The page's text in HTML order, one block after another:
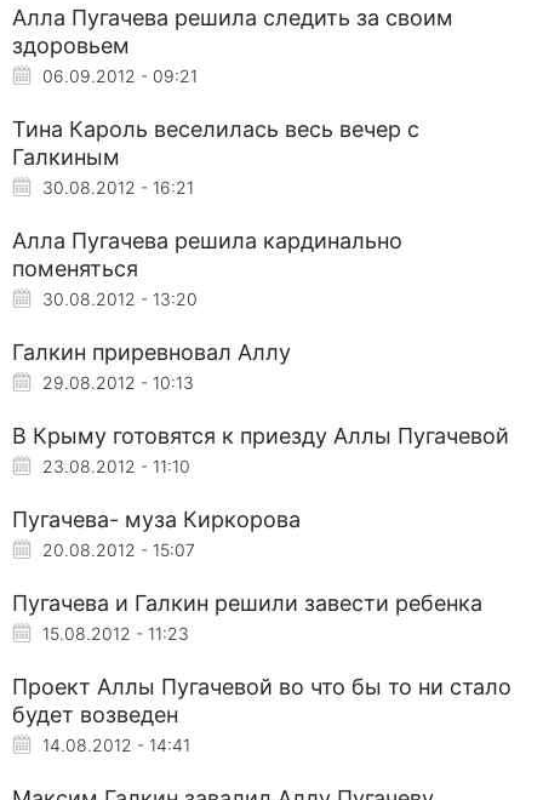
Алла Пугачева решила следить за своим
здоровьем
06.09.2012 - 09:21
Тина Кароль веселилась весь вечер с
Галкиным
30.08.2012 - 16:21
Алла Пугачева решила кардинально
поменяться
30.08.2012 - 13:20
Галкин приревновал Аллу
29.08.2012 - 10:13
В Крыму готовятся к приезду Аллы Пугачевой
23.08.2012 - 11:10
Пугачева- муза Киркорова
20.08.2012 - 15:07
Пугачева и Галкин решили завести ребенка
15.08.2012 - 11:23
Проект Аллы Пугачевой во что бы то ни стало
будет возведен
14.08.2012 - 14:41